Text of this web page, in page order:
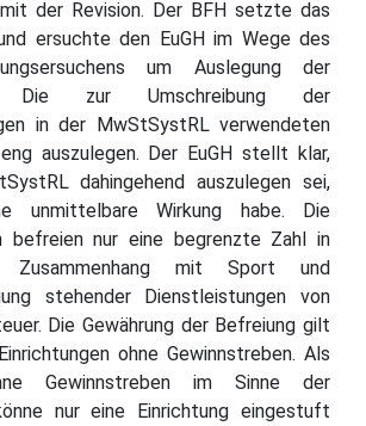
der Revision. Der BFH setzte das
ersuchte den EuGH im Wege des
um Auslegung der
Die zur Umschreibung der
in der MwStSystRL verwendeten
auszulegen. Der EuGH stellt klar,
dahingehend auszulegen sei,
unmittelbare Wirkung habe. Die
befreien nur eine begrenzte Zahl in
Zusammenhang mit Sport und
stehender Dienstleistungen von
Die Gewährung der Befreiung gilt
ohne Gewinnstreben. Als
Gewinnstreben im Sinne der
nur eine Einrichtung eingestuft